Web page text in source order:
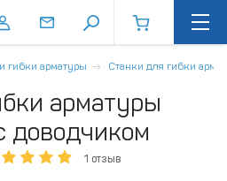
гибки арматуры Станки для гибки
арматуры
доводчиком
1 отзыв